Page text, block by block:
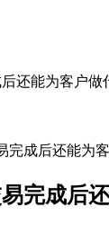
还能为客户做
完成后还能为
完成后